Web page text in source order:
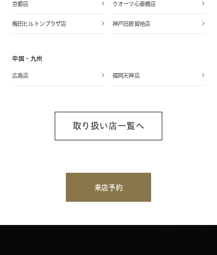
京都店 クオーツ心斎橋店
梅田ヒルトンプラザ店 神戸旧居留地店
中国・九州
広島店 福岡天神店
取り扱い店一覧へ
来店予約